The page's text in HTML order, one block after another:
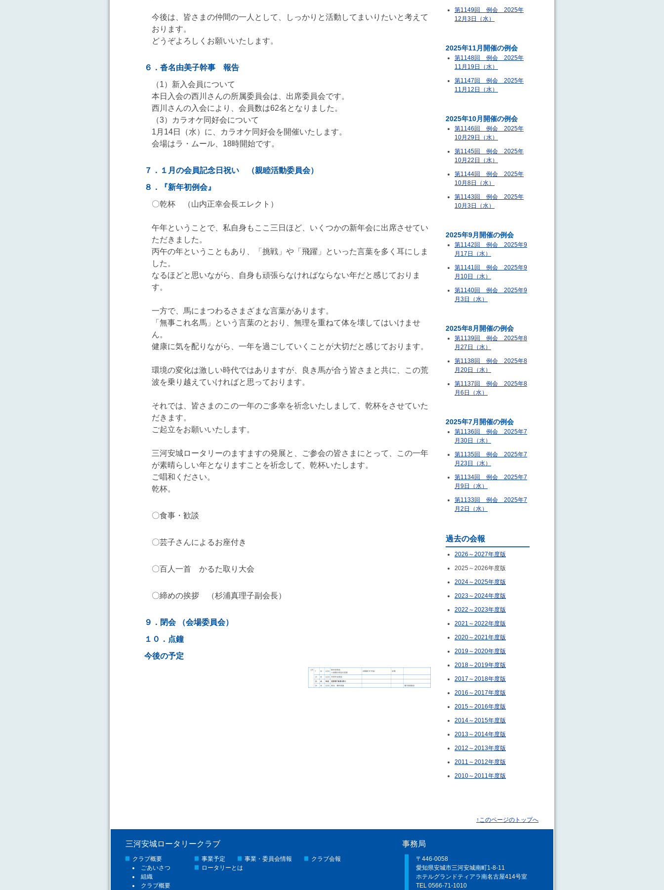
今後は、皆さまの仲間の一人として、しっかりと活動してまいりたいと考えて
おります。
どうぞよろしくお願いいたします。
６．沓名由美子幹事 報告
（1）新入会員について
本日入会の西川さんの所属委員会は、出席委員会です。
西川さんの入会により、会員数は62名となりました。
（3）カラオケ同好会について
1月14日（水）に、カラオケ同好会を開催いたします。
会場はラ・ムール、18時開始です。
７．１月の会員記念日祝い （親睦活動委員会）
８．『新年初例会』
〇乾杯 （山内正幸会長エレクト）
午年ということで、私自身もここ三日ほど、いくつかの新年会に出席させてい
ただきました。
丙午の年ということもあり、「挑戦」や「飛躍」といった言葉を多く耳にしま
した。
なるほどと思いながら、自身も頑張らなければならない年だと感じておりま
す。
一方で、馬にまつわるさまざまな言葉があります。
「無事これ名馬」という言葉のとおり、無理を重ねて体を壊してはいけませ
ん。
健康に気を配りながら、一年を過ごしていくことが大切だと感じております。
環境の変化は激しい時代ではありますが、良き馬が合う皆さまと共に、この荒
波を乗り越えていければと思っております。
それでは、皆さまのこの一年のご多幸を祈念いたしまして、乾杯をさせていた
だきます。
ご起立をお願いいたします。
三河安城ロータリーのますますの発展と、ご参会の皆さまにとって、この一年
が素晴らしい年となりますことを祈念して、乾杯いたします。
ご唱和ください。
乾杯。
〇食事・歓談
〇芸子さんによるお座付き
〇百人一首 かるた取り大会
〇締めの挨拶 （杉浦真理子副会長）
９．閉会 （会場委員会）
１０．点鐘
今後の予定
第1149回 例会 2025年
12月3日（水）
2025年11月開催の例会
第1148回 例会 2025年
11月19日（水）
第1147回 例会 2025年
11月12日（水）
2025年10月開催の例会
第1146回 例会 2025年
10月29日（水）
第1145回 例会 2025年
10月22日（水）
第1144回 例会 2025年
10月8日（水）
第1143回 例会 2025年
10月3日（水）
2025年9月開催の例会
第1142回 例会 2025年9
月17日（水）
第1141回 例会 2025年9
月10日（水）
第1140回 例会 2025年9
月3日（水）
2025年8月開催の例会
第1139回 例会 2025年8
月27日（水）
第1138回 例会 2025年8
月20日（水）
第1137回 例会 2025年8
月6日（水）
2025年7月開催の例会
第1136回 例会 2025年7
月30日（水）
第1135回 例会 2025年7
月23日（水）
第1134回 例会 2025年7
月9日（水）
第1133回 例会 2025年7
月2日（水）
過去の会報
2026～2027年度版
2025～2026年度版
2024～2025年度版
2023～2024年度版
2022～2023年度版
2021～2022年度版
2020～2021年度版
2019～2020年度版
2018～2019年度版
2017～2018年度版
2016～2017年度版
2015～2016年度版
2014～2015年度版
2013～2014年度版
2012～2013年度版
2011～2012年度版
2010～2011年度版
↑このページのトップへ
三河安城ロータリークラブ
クラブ概要
ごあいさつ
組織
クラブ概要
事業予定 事業・委員会情報
クラブ会報
ロータリーとは
事務局
〒446-0058
愛知県安城市三河安城南町1-8-11
ホテルグランドティアラ南名古屋414号室
TEL 0566-71-1010